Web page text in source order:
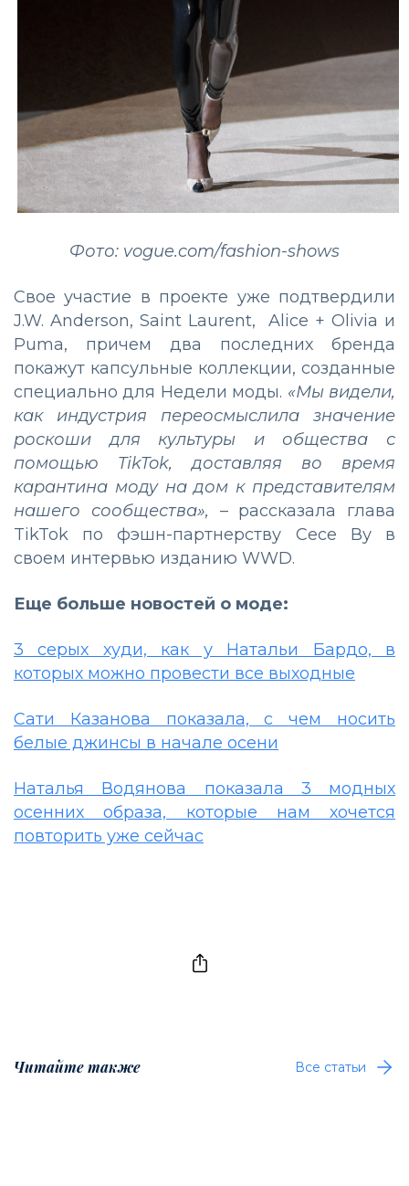
Фото: vogue.com/fashion-shows
Свое участие в проекте уже подтвердили
J.W. Anderson, Saint Laurent, Alice + Olivia и
Puma, причем два последних бренда
покажут капсульные коллекции, созданные
специально для Недели моды. «Мы видели,
как индустрия переосмыслила значение
роскоши для культуры и общества с
помощью TikTok, доставляя во время
карантина моду на дом к представителям
нашего сообщества», – рассказала глава
TikTok по фэшн-партнерству Сесе Ву в
своем интервью изданию WWD.
Еще больше новостей о моде:
3 серых худи, как у Натальи Бардо, в
которых можно провести все выходные
Сати Казанова показала, с чем носить
белые джинсы в начале осени
Наталья Водянова показала 3 модных
осенних образа, которые нам хочется
повторить уже сейчас
Читайте также Все статьи